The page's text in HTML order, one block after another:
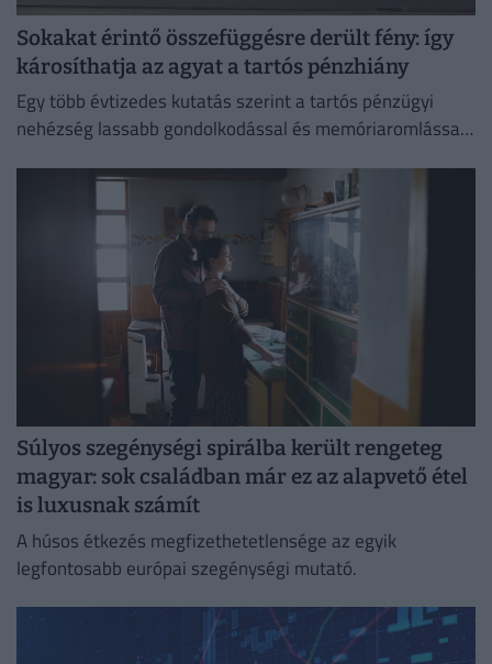
Sokakat érintő összefüggésre derült fény: így
károsíthatja az agyat a tartós pénzhiány
Egy több évtizedes kutatás szerint a tartós pénzügyi
nehézség lassabb gondolkodással és memóriaromlással
Súlyos szegénységi spirálba került rengeteg
magyar: sok családban már ez az alapvető étel
is luxusnak számít
A húsos étkezés megfizethetetlensége az egyik
legfontosabb európai szegénységi mutató.